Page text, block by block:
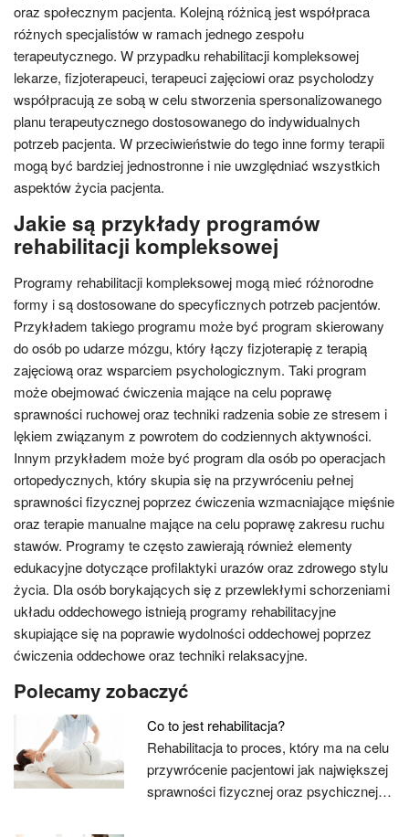
oraz społecznym pacjenta. Kolejną różnicą jest współpraca
różnych specjalistów w ramach jednego zespołu
terapeutycznego. W przypadku rehabilitacji kompleksowej
lekarze, fizjoterapeuci, terapeuci zajęciowi oraz psycholodzy
współpracują ze sobą w celu stworzenia spersonalizowanego
planu terapeutycznego dostosowanego do indywidualnych
potrzeb pacjenta. W przeciwieństwie do tego inne formy terapii
mogą być bardziej jednostronne i nie uwzględniać wszystkich
aspektów życia pacjenta.
Jakie są przykłady programów
rehabilitacji kompleksowej
Programy rehabilitacji kompleksowej mogą mieć różnorodne
formy i są dostosowane do specyficznych potrzeb pacjentów.
Przykładem takiego programu może być program skierowany
do osób po udarze mózgu, który łączy fizjoterapię z terapią
zajęciową oraz wsparciem psychologicznym. Taki program
może obejmować ćwiczenia mające na celu poprawę
sprawności ruchowej oraz techniki radzenia sobie ze stresem i
lękiem związanym z powrotem do codziennych aktywności.
Innym przykładem może być program dla osób po operacjach
ortopedycznych, który skupia się na przywróceniu pełnej
sprawności fizycznej poprzez ćwiczenia wzmacniające mięśnie
oraz terapie manualne mające na celu poprawę zakresu ruchu
stawów. Programy te często zawierają również elementy
edukacyjne dotyczące profilaktyki urazów oraz zdrowego stylu
życia. Dla osób borykających się z przewlekłymi schorzeniami
układu oddechowego istnieją programy rehabilitacyjne
skupiające się na poprawie wydolności oddechowej poprzez
ćwiczenia oddechowe oraz techniki relaksacyjne.
Polecamy zobaczyć
Co to jest rehabilitacja?
Rehabilitacja to proces, który ma na celu
przywrócenie pacjentowi jak największej
sprawności fizycznej oraz psychicznej…